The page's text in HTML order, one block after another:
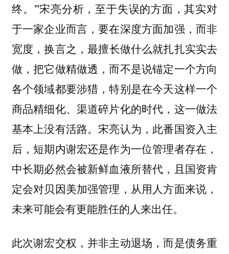
终。”宋亮分析，至于失误的方面，其实对
于一家企业而言，要在深度方面加强，而非
宽度 ，换言之，最擅长做什么就扎扎实实去
做，把它做精做透，而不是说锚定一个方向
各个领域都要涉猎，特别是在今天这样一个
商品精细化、渠道碎片化的时代，这一做法
基本上没有活路。宋亮认为，此番国资入主
后，短期内谢宏还是作为一位管理者存在，
中长期必然会被新鲜血液所替代，且国资肯
定会对贝因美加强管理，从用人方面来说，
未来可能会有更能胜任的人来出任。
此次谢宏交权，并非主动退场，而是债务重